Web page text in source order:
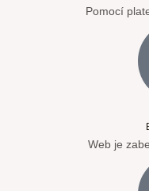
Pomocí
Web je